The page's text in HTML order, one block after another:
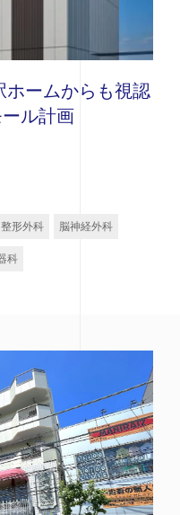
ホームからも視認
ル計画
整形外科 脳神経外科
科